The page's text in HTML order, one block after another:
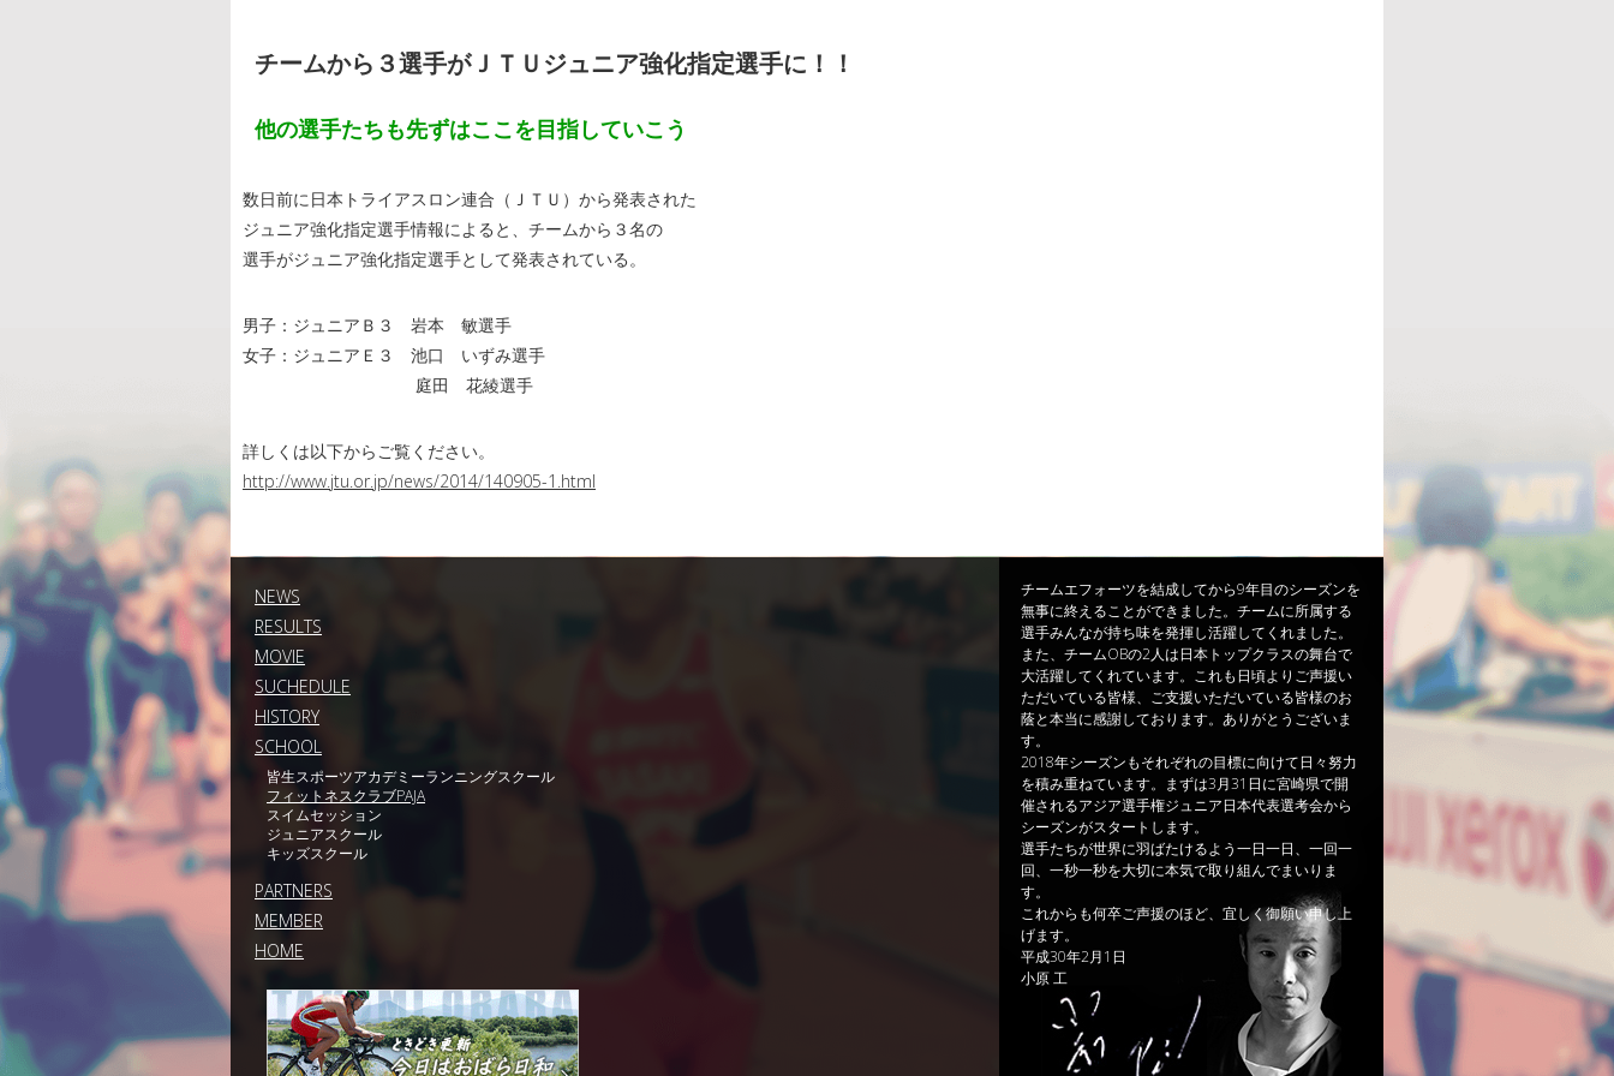
チームから３選手がＪＴＵジュニア強化指定選手に！！
他の選手たちも先ずはここを目指していこう
数日前に日本トライアスロン連合（ＪＴＵ）から発表された
ジュニア強化指定選手情報によると、チームから３名の
選手がジュニア強化指定選手として発表されている。
男子：ジュニアＢ３ 岩本 敏選手
女子：ジュニアＥ３ 池口 いずみ選手
庭田 花綾選手
詳しくは以下からご覧ください。
http://www.jtu.or.jp/news/2014/140905-1.html
NEWS
RESULTS
MOVIE
SUCHEDULE
HISTORY
SCHOOL
皆生スポーツアカデミーランニングスクール
フィットネスクラブPAJA
スイムセッション
ジュニアスクール
キッズスクール
PARTNERS
MEMBER
HOME
チームエフォーツを結成してから9年目のシーズンを
無事に終えることができました。チームに所属する
選手みんなが持ち味を発揮し活躍してくれました。
また、チームOBの2人は日本トップクラスの舞台で
大活躍してくれています。これも日頃よりご声援い
ただいている皆様、ご支援いただいている皆様のお
蔭と本当に感謝しております。ありがとうございま
す。
2018年シーズンもそれぞれの目標に向けて日々努力
を積み重ねています。まずは3月31日に宮崎県で開
催されるアジア選手権ジュニア日本代表選考会から
シーズンがスタートします。
選手たちが世界に羽ばたけるよう一日一日、一回一
回、一秒一秒を大切に本気で取り組んでまいりま
す。
これからも何卒ご声援のほど、宜しく御願い申し上
げます。
平成30年2月1日
小原 工